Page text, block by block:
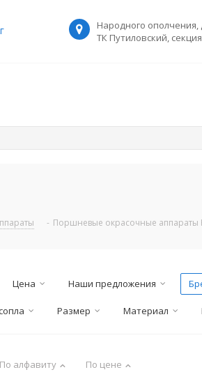
Народного ополчения,
ТК Путиловский,
- Поршневые окрасочные аппараты
Цена Наши предложения
Размер Материал
По алфавиту По цене